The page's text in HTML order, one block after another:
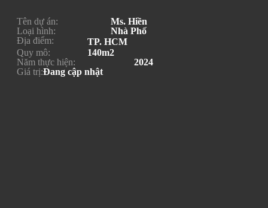
Tên dự án:
Ms. Hiền
Loại hình:
Nhà Phố
Địa điểm:
TP. HCM
Quy mô:
140m2
Năm thực hiện:
2024
Giá trị:Đang cập nhật